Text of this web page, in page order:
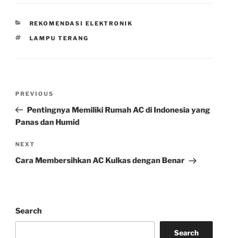
CATEGORIES
REKOMENDASI ELEKTRONIK
TAGS
LAMPU TERANG
Previous
Post
PREVIOUS
Pentingnya Memiliki Rumah AC di Indonesia yang
Panas dan Humid
Next
Post
NEXT
Cara Membersihkan AC Kulkas dengan Benar
Search
Search